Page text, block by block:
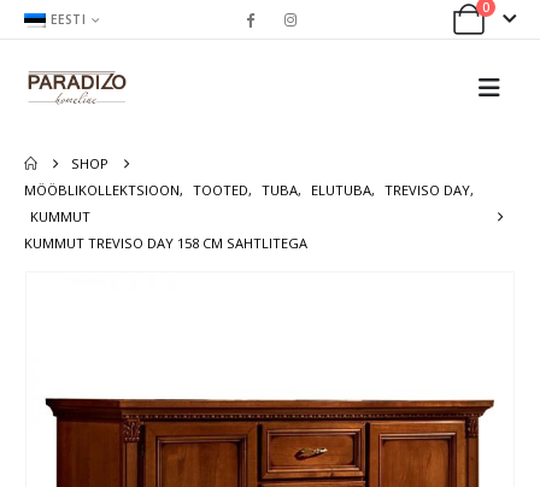
EESTI
0
SHOP
MÖÖBLIKOLLEKTSIOON, TOOTED, TUBA, ELUTUBA, TREVISO DAY,
KUMMUT
KUMMUT TREVISO DAY 158 CM SAHTLITEGA